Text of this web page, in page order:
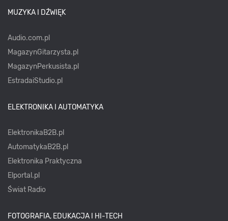
MUZYKA I DŹWIĘK
Audio.com.pl
MagazynGitarzysta.pl
MagazynPerkusista.pl
EstradaiStudio.pl
ELEKTRONIKA I AUTOMATYKA
ElektronikaB2B.pl
AutomatykaB2B.pl
Elektronika Praktyczna
Elportal.pl
Świat Radio
FOTOGRAFIA, EDUKACJA I HI-TECH